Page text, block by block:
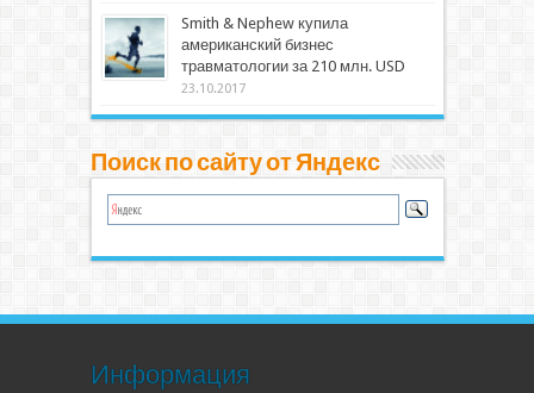
Smith & Nephew купила
американский бизнес
травматологии за 210 млн. USD
23.10.2017
Поиск по сайту от Яндекс
Информация